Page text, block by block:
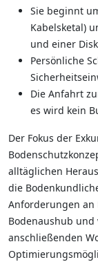
Sie beginnt
Kabelsketal)
und einer
Persönliche
Die Anfahrt
es wird kein
Der Fokus der
alltäglichen
die
Anforderungen an
Bodenaushub
anschließenden